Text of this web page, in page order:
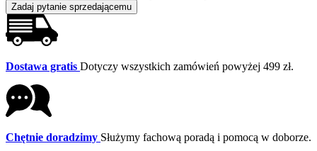
Zadaj pytanie sprzedającemu
Dostawa gratis Dotyczy wszystkich zamówień powyżej 499 zł.
Chętnie doradzimy Służymy fachową poradą i pomocą w doborze.